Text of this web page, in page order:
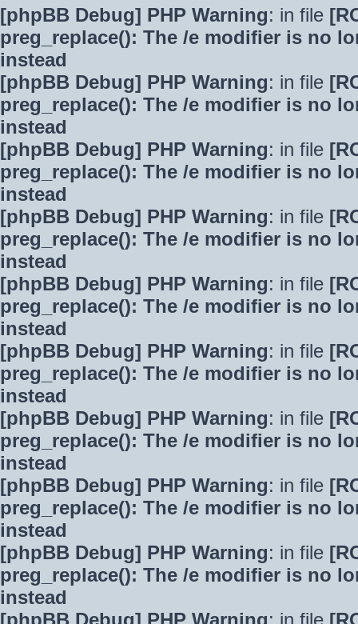
[phpBB Debug] PHP Warning: in file
preg_replace(): The /e modifier is no
instead
[phpBB Debug] PHP Warning: in file
preg_replace(): The /e modifier is no
instead
[phpBB Debug] PHP Warning: in file
preg_replace(): The /e modifier is no
instead
[phpBB Debug] PHP Warning: in file
preg_replace(): The /e modifier is no
instead
[phpBB Debug] PHP Warning: in file
preg_replace(): The /e modifier is no
instead
[phpBB Debug] PHP Warning: in file
preg_replace(): The /e modifier is no
instead
[phpBB Debug] PHP Warning: in file
preg_replace(): The /e modifier is no
instead
[phpBB Debug] PHP Warning: in file
preg_replace(): The /e modifier is no
instead
[phpBB Debug] PHP Warning: in file
preg_replace(): The /e modifier is no
instead
[phpBB Debug] PHP Warning: in file